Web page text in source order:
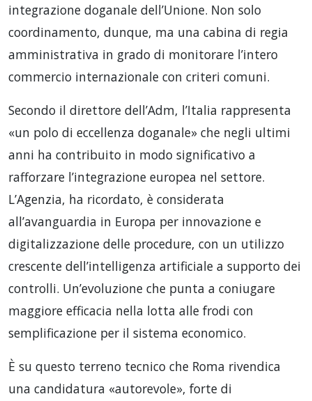
integrazione doganale dell’Unione. Non solo
coordinamento, dunque, ma una cabina di regia
amministrativa in grado di monitorare l’intero
commercio internazionale con criteri comuni.
Secondo il direttore dell’Adm, l’Italia rappresenta
«un polo di eccellenza doganale» che negli ultimi
anni ha contribuito in modo significativo a
rafforzare l’integrazione europea nel settore.
L’Agenzia, ha ricordato, è considerata
all’avanguardia in Europa per innovazione e
digitalizzazione delle procedure, con un utilizzo
crescente dell’intelligenza artificiale a supporto dei
controlli. Un’evoluzione che punta a coniugare
maggiore efficacia nella lotta alle frodi con
semplificazione per il sistema economico.
È su questo terreno tecnico che Roma rivendica
una candidatura «autorevole», forte di